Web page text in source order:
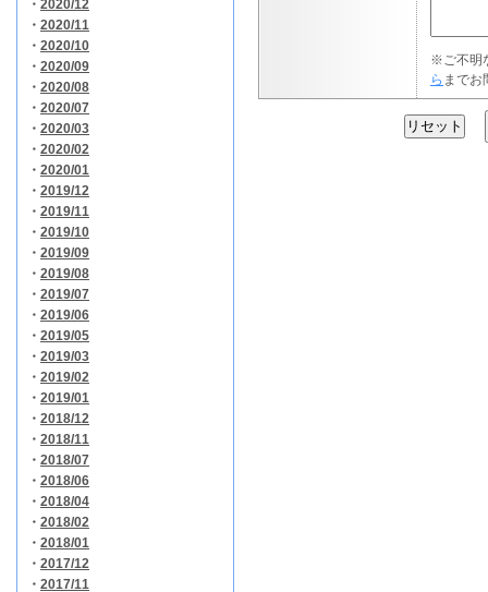
・ 2020/12
・ 2020/11
・ 2020/10
・ 2020/09
・ 2020/08
・ 2020/07
・ 2020/03
・ 2020/02
・ 2020/01
・ 2019/12
・ 2019/11
・ 2019/10
・ 2019/09
・ 2019/08
・ 2019/07
・ 2019/06
・ 2019/05
・ 2019/03
・ 2019/02
・ 2019/01
・ 2018/12
・ 2018/11
・ 2018/07
・ 2018/06
・ 2018/04
・ 2018/02
・ 2018/01
・ 2017/12
・ 2017/11
※ご不明
ら までお